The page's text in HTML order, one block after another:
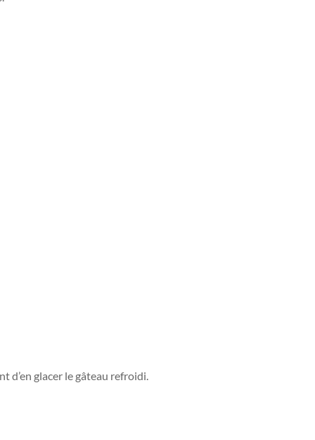
d’en glacer le gâteau refroidi.